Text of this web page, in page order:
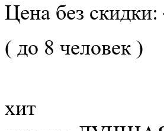
Цена без скидки:
( до 8 человек )
хит